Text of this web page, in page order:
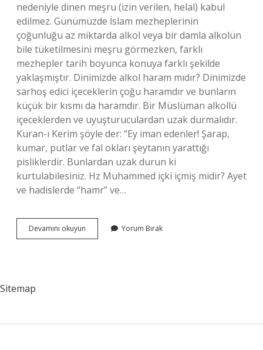
nedeniyle dinen meşru (izin verilen, helal) kabul
edilmez. Günümüzde İslam mezheplerinin
çoğunluğu az miktarda alkol veya bir damla alkolün
bile tüketilmesini meşru görmezken, farklı
mezhepler tarih boyunca konuya farklı şekilde
yaklaşmıştır. Dinimizde alkol haram mıdır? Dinimizde
sarhoş edici içeceklerin çoğu haramdır ve bunların
küçük bir kısmı da haramdır. Bir Müslüman alkollü
içeceklerden ve uyuşturuculardan uzak durmalıdır.
Kuran-ı Kerim şöyle der: “Ey iman edenler! Şarap,
kumar, putlar ve fal okları şeytanın yarattığı
pisliklerdir. Bunlardan uzak durun ki
kurtulabilesiniz. Hz Muhammed içki içmiş midir? Ayet
ve hadislerde “hamr” ve…
Devamını okuyun
Kerimde
Yorum Bırak
Sitemap